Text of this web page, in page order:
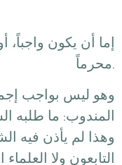
إما أن يكون واجباً،
محرماً.
وهو ليس بواجب
وهذا لم يأذن فيه
التابعون ولا